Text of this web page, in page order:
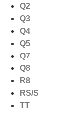
Q2
Q3
Q4
Q5
Q7
Q8
R8
RS/S
TT